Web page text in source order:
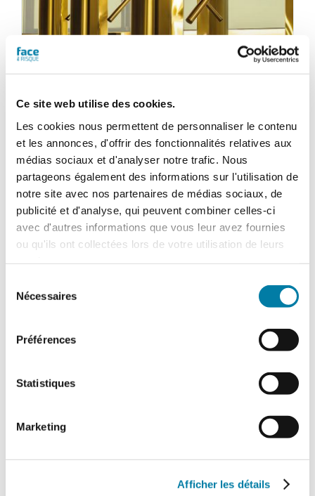
Ce site web utilise des cookies.
Les cookies nous permettent de personnaliser le contenu
et les annonces, d'offrir des fonctionnalités relatives aux
médias sociaux et d'analyser notre trafic. Nous
partageons également des informations sur l'utilisation de
notre site avec nos partenaires de médias sociaux, de
publicité et d'analyse, qui peuvent combiner celles-ci
avec d'autres informations que vous leur avez fournies
ou qu'ils ont collectées lors de votre utilisation de leurs
Nécessaires
Préférences
Statistiques
Marketing
Afficher les détails
Face au Risque
Magazine numérique n° 590 –
Mars 2023
28,80€ TTC
Ajouter au panier Détails